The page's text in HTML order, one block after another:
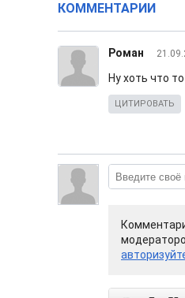
КОММЕНТАРИИ
Роман
Ну хоть что
ЦИТИРОВАТЬ